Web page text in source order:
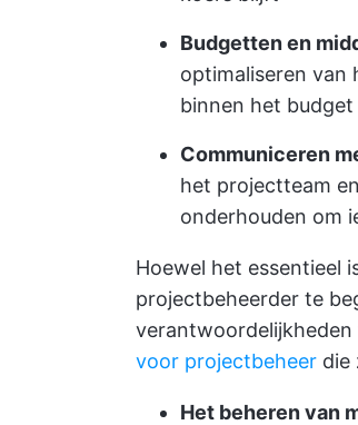
Budgetten en
optimaliseren van
binnen het
Communiceren
het projectteam
onderhouden om
Hoewel het essentieel
projectbeheerder te
voor projectbeheer die
Het beheren van